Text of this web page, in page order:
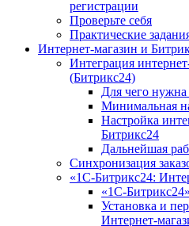
регистрации
Проверьте себя
Практические
Интернет-магазин и
Интеграция
(Битрикс24)
Для чего
Минимальная
Настройка
Битрикс24
Дальнейшая
Синхронизация
«1С-Битрикс24:
«1С-
Установка и
Интернет-